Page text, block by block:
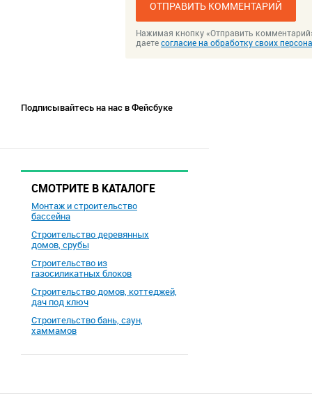
ОТПРАВИТЬ КОММЕНТАРИЙ
Нажимая кнопку «Отправить
даете согласие на обработку своих
Подписывайтесь на нас в Фейсбуке
СМОТРИТЕ В КАТАЛОГЕ
Монтаж и строительство
бассейна
Строительство деревянных
домов, срубы
Строительство из
газосиликатных блоков
Строительство домов, коттеджей,
дач под ключ
Строительство бань, саун,
хаммамов